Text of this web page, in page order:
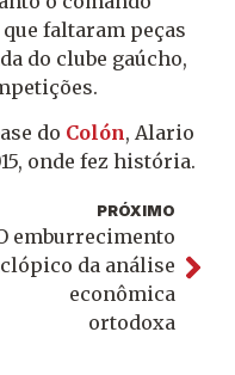
faltaram peças
do clube gaúcho,
do Colón, Alario
onde fez história.
PRÓXIMO
emburrecimento
da análise
econômica
ortodoxa